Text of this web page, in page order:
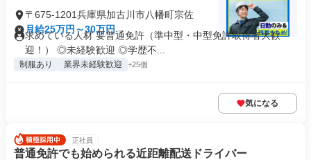
〒675-1201兵庫県加古川市八幡町宗佐
月給25万円～30万円
求めている人材 要普通免許（準中型・中型免許取得者大歓
迎！） ◎未経験歓迎 ◎学歴不...
制服あり 業界未経験歓迎 +25個
気になる
正社員
普通免許でも始められる近距離配送ドライバー